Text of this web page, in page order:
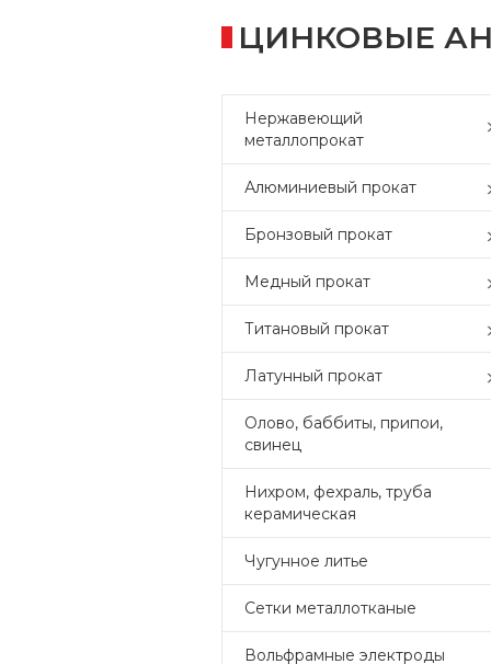
ЦИНКОВЫЕ
Нержавеющий
металлопрокат
Алюминиевый прокат
Бронзовый прокат
Медный прокат
Титановый прокат
Латунный прокат
Олово, баббиты, припои,
свинец
Нихром, фехраль, труба
керамическая
Чугунное литье
Сетки металлотканые
Вольфрамные электроды